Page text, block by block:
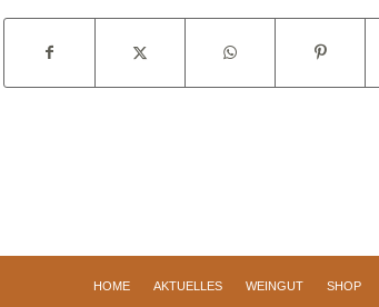
HOME AKTUELLES WEINGUT SHOP